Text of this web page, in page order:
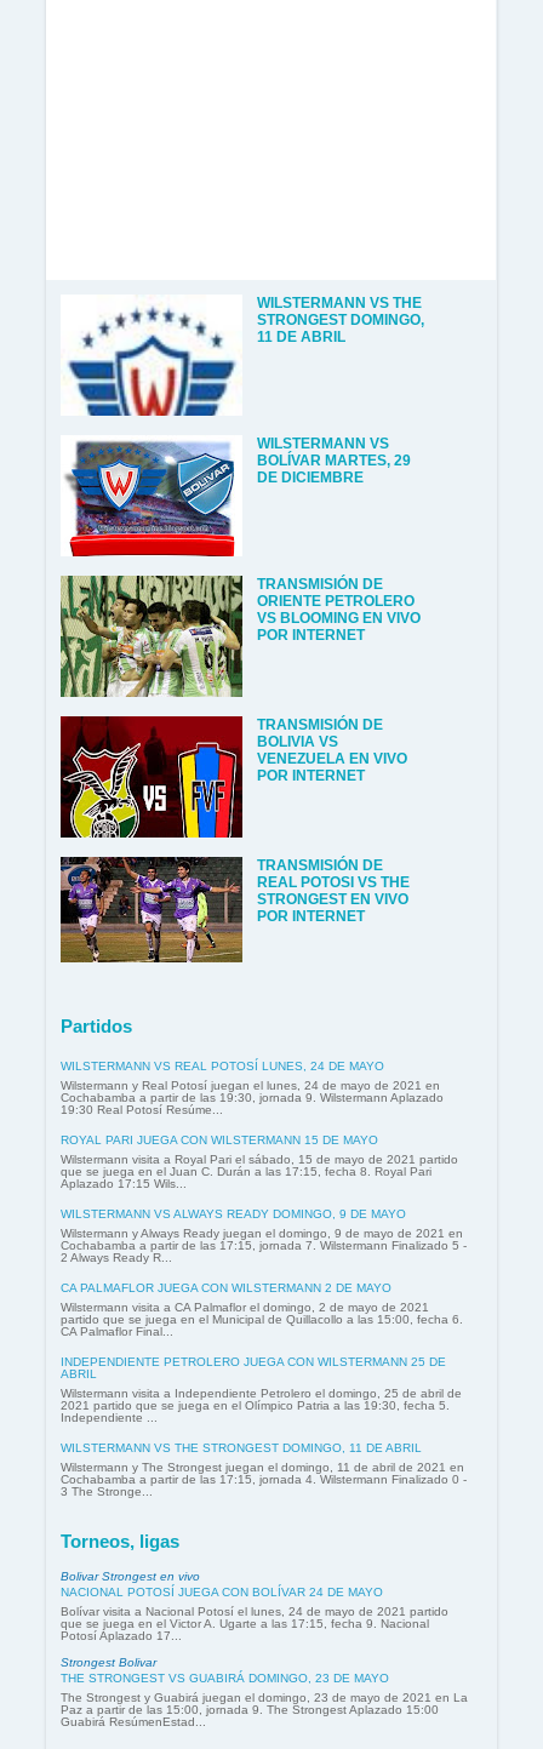
WILSTERMANN VS THE
STRONGEST DOMINGO,
11 DE ABRIL
WILSTERMANN VS
BOLÍVAR MARTES, 29
DE DICIEMBRE
TRANSMISIÓN DE
ORIENTE PETROLERO
VS BLOOMING EN VIVO
POR INTERNET
TRANSMISIÓN DE
BOLIVIA VS
VENEZUELA EN VIVO
POR INTERNET
TRANSMISIÓN DE
REAL POTOSI VS THE
STRONGEST EN VIVO
POR INTERNET
Partidos
WILSTERMANN VS REAL POTOSÍ LUNES, 24 DE MAYO
Wilstermann y Real Potosí juegan el lunes, 24 de mayo de 2021 en
Cochabamba a partir de las 19:30, jornada 9. Wilstermann Aplazado
19:30 Real Potosí Resúme...
ROYAL PARI JUEGA CON WILSTERMANN 15 DE MAYO
Wilstermann visita a Royal Pari el sábado, 15 de mayo de 2021 partido
que se juega en el Juan C. Durán a las 17:15, fecha 8. Royal Pari
Aplazado 17:15 Wils...
WILSTERMANN VS ALWAYS READY DOMINGO, 9 DE MAYO
Wilstermann y Always Ready juegan el domingo, 9 de mayo de 2021 en
Cochabamba a partir de las 17:15, jornada 7. Wilstermann Finalizado 5 -
2 Always Ready R...
CA PALMAFLOR JUEGA CON WILSTERMANN 2 DE MAYO
Wilstermann visita a CA Palmaflor el domingo, 2 de mayo de 2021
partido que se juega en el Municipal de Quillacollo a las 15:00, fecha 6.
CA Palmaflor Final...
INDEPENDIENTE PETROLERO JUEGA CON WILSTERMANN 25 DE
ABRIL
Wilstermann visita a Independiente Petrolero el domingo, 25 de abril de
2021 partido que se juega en el Olímpico Patria a las 19:30, fecha 5.
Independiente ...
WILSTERMANN VS THE STRONGEST DOMINGO, 11 DE ABRIL
Wilstermann y The Strongest juegan el domingo, 11 de abril de 2021 en
Cochabamba a partir de las 17:15, jornada 4. Wilstermann Finalizado 0 -
3 The Stronge...
Torneos, ligas
Bolivar Strongest en vivo
NACIONAL POTOSÍ JUEGA CON BOLÍVAR 24 DE MAYO
Bolívar visita a Nacional Potosí el lunes, 24 de mayo de 2021 partido
que se juega en el Victor A. Ugarte a las 17:15, fecha 9. Nacional
Potosí Aplazado 17...
Strongest Bolivar
THE STRONGEST VS GUABIRÁ DOMINGO, 23 DE MAYO
The Strongest y Guabirá juegan el domingo, 23 de mayo de 2021 en La
Paz a partir de las 15:00, jornada 9. The Strongest Aplazado 15:00
Guabirá ResúmenEstad...